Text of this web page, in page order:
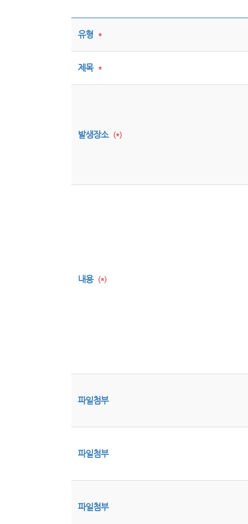
유형 *
제목 *
발생장소 (*)
내용 (*)
파일첨부
파일첨부
파일첨부